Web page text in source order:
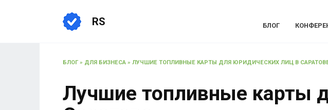
RS БЛОГ
БЛОГ» ДЛЯ БИЗНЕСА » ЛУЧШИЕ ТОПЛИВНЫЕ КАРТЫ ДЛЯ ЮРИДИЧЕСКИХ ЛИЦ В
Лучшие топливные карты